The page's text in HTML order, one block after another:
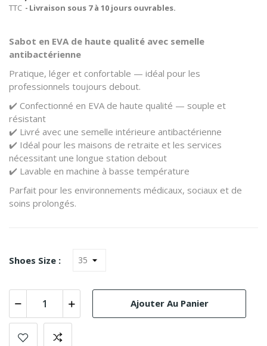
TTC Livraison sous 7 à 10 jours ouvrables.
Sabot en EVA de haute qualité avec semelle
antibactérienne
Pratique, léger et confortable — idéal pour les
professionnels toujours debout.
✔️ Confectionné en EVA de haute qualité — souple et
résistant
✔️ Livré avec une semelle intérieure antibactérienne
✔️ Idéal pour les maisons de retraite et les services
nécessitant une longue station debout
✔️ Lavable en machine à basse température
Parfait pour les environnements médicaux, sociaux et de
soins prolongés.
Shoes Size :
Ajouter Au Panier